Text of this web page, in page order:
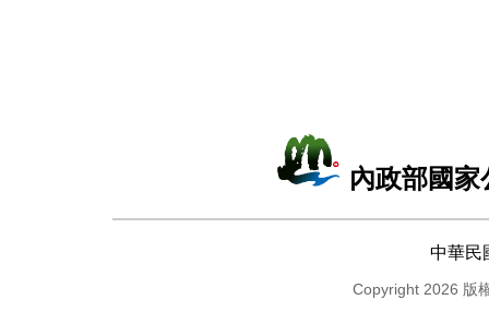
內政部國
中華民
Copyright 2026 版